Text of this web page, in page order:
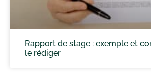
Rapport de stage : exemple et
le rédiger